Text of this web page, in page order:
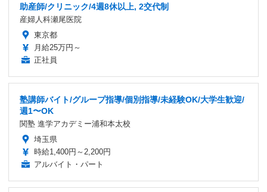
助産師/クリニック/4週8休以上, 2交代制
産婦人科瀬尾医院
東京都
月給25万円～
正社員
塾講師バイト/グループ指導/個別指導/未経験OK/大学生歓迎/
週1〜OK
関塾 進学アカデミー浦和本太校
埼玉県
時給1,400円～2,200円
アルバイト・パート